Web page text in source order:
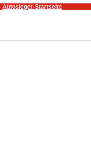
Autosieger-Startseite